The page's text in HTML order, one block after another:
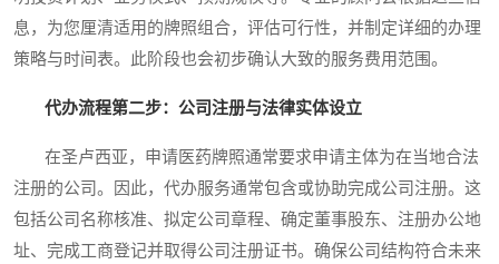
息，为您厘清适用的牌照组合，评估可行性，并制定详细的办理
策略与时间表。此阶段也会初步确认大致的服务费用范围。
代办流程第二步：公司注册与法律实体设立
在圣卢西亚，申请医药牌照通常要求申请主体为在当地合法
注册的公司。因此，代办服务通常包含或协助完成公司注册。这
包括公司名称核准、拟定公司章程、确定董事股东、注册办公地
址、完成工商登记并取得公司注册证书。确保公司结构符合未来